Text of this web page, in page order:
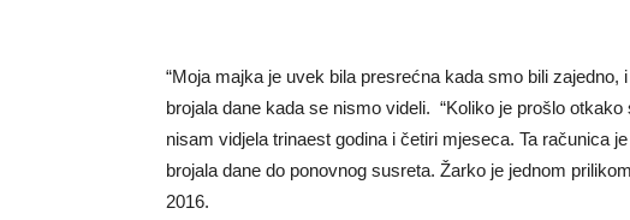
“Moja majka je uvek bila presrećna kada smo bili
brojala dane kada se nismo videli. “Koliko je prošlo
nisam vidjela trinaest godina i četiri mjeseca. Ta računica
brojala dane do ponovnog susreta. Žarko je jednom
2016.